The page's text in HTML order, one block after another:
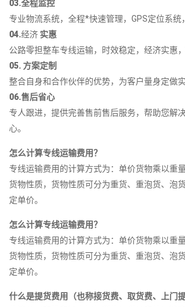
03.全程监控
专业物流系统，全程*快速管理，GPS定位系统
04.经济 实惠
公路零担整车专线运输，时效稳定，经济实惠
05. 方案定制
整合自身和合作伙伴的优势，为客户量身定做
06.售后省心
专人跟进，提供完善售前售后服务，帮助您解
心。
怎么计算专线运输费用？
专线运输费用的计算方式为：单价货物乘以重
货物性质，货物性质可分为重货、重泡货、泡
定单价。
怎么计算专线运输费用？
专线运输费用的计算方式为：单价货物乘以重
货物性质，货物性质可分为重货、重泡货、泡
定单价。
什么是提货费用（也称接货费、取货费、上门提